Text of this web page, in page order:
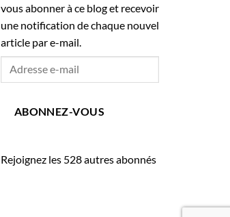
vous abonner à ce blog et recevoir
une notification de chaque nouvel
article par e-mail.
Adresse
ABONNEZ-VOUS
Rejoignez les 528 autres abonnés